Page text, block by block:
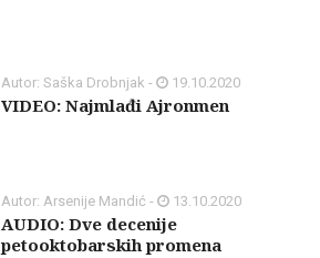
Autor: Saška Drobnjak - 19.10.2020
VIDEO: Najmlađi Ajronmen
Autor: Arsenije Mandić - 13.10.2020
AUDIO: Dve decenije
petooktobarskih promena